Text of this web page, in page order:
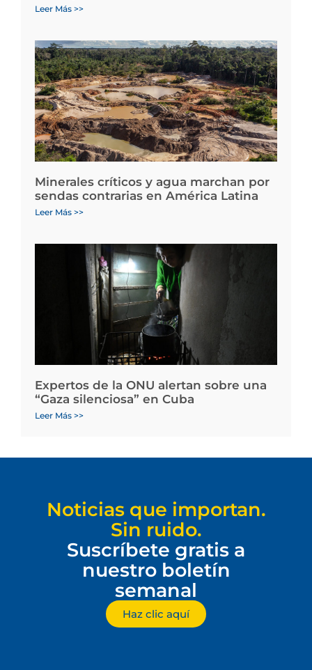
Leer Más >>
Minerales críticos y agua marchan por
sendas contrarias en América Latina
Leer Más >>
Expertos de la ONU alertan sobre una
“Gaza silenciosa” en Cuba
Leer Más >>
Noticias que importan.
Sin ruido.
Suscríbete gratis a
nuestro boletín
semanal
Haz clic aquí